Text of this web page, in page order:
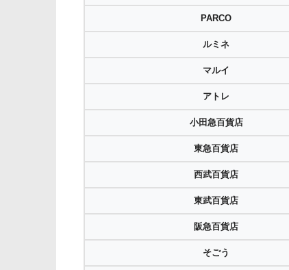
PARCO
ルミネ
マルイ
アトレ
小田急百貨店
東急百貨店
西武百貨店
東武百貨店
阪急百貨店
そごう